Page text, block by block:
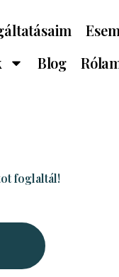
Blog
foglaltál!